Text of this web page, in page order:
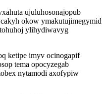
ujuluhosonajopub
okow ymakutujimegymid
ylihydiwavyg
ketipe imyv ocinogapif
tema opocyzegab
nytamodi axofypiw